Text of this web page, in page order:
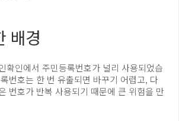
배경
확인에서 주민등록번호가 널리 사용되었습
번호는 한 번 유출되면 바꾸기 어렵고, 다
번호가 반복 사용되기 때문에 큰 위험을 만